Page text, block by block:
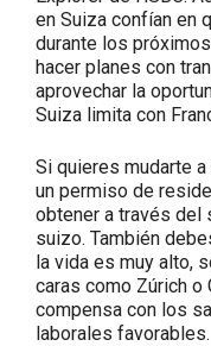
en Suiza confían en
durante los
hacer planes con
aprovechar la
Suiza limita con
Si quieres mudarte
un permiso de
obtener a través
suizo. También
la vida es muy alto,
caras como Zúrich o
compensa con los
laborales favorables.